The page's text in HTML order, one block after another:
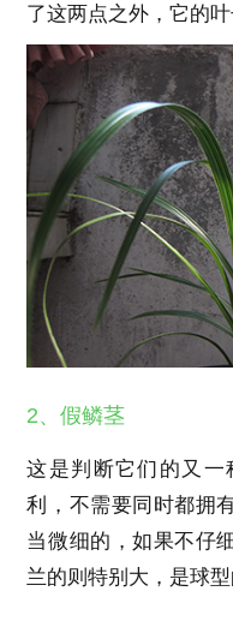
了这两点之外，它的叶
2、假鳞茎
这是判断它们的又
利，不需要同时都拥
当微细的，如果不仔
兰的则特别大，是球型